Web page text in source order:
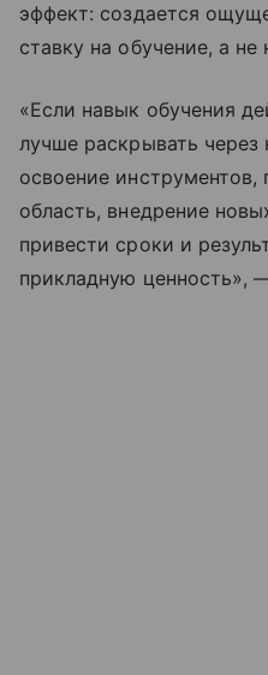
эффект: создается
ставку на обучение, а
«Если навык обучения
лучше раскрывать
освоение инструментов,
область, внедрение
привести сроки и
прикладную ценность»,